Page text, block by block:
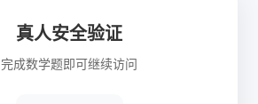
真人安全验证
完成数学题即可继续访问